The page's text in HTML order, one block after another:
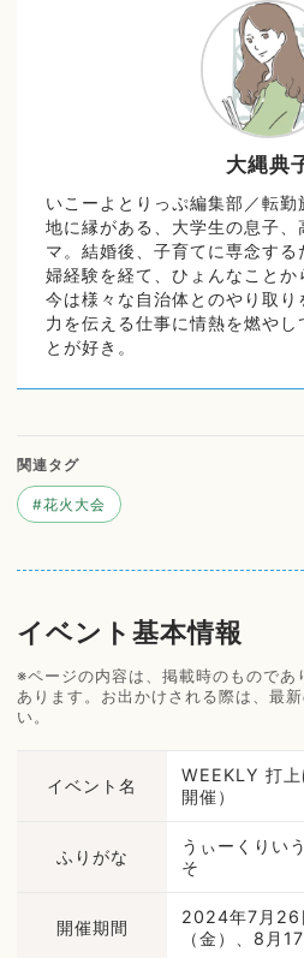
大縄典
いこーよとりっぷ編集部／転勤
地に縁がある、大学生の息子、
マ。結婚後、子育てに専念す
婦経験を経て、ひょんなことか
今は様々な自治体とのやり取
力を伝える仕事に情熱を燃やし
とが好き。
関連タグ
#花火大会
イベント基本情報
※ページの内容は、掲載時のものであ
あります。お出かけされる際は、最
い。
イベント名
WEEKLY 打
開催）
ふりがな
うぃーくりい
そ
開催期間
2024年7月26
（金）、8月